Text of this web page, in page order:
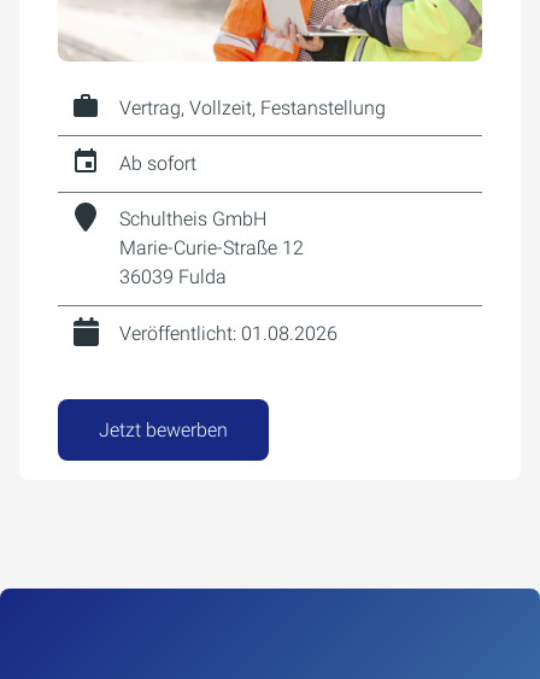
Vertrag, Vollzeit, Festanstellung
Ab sofort
Schultheis GmbH
Marie-Curie-Straße 12
36039 Fulda
Veröffentlicht: 01.08.2026
Jetzt bewerben